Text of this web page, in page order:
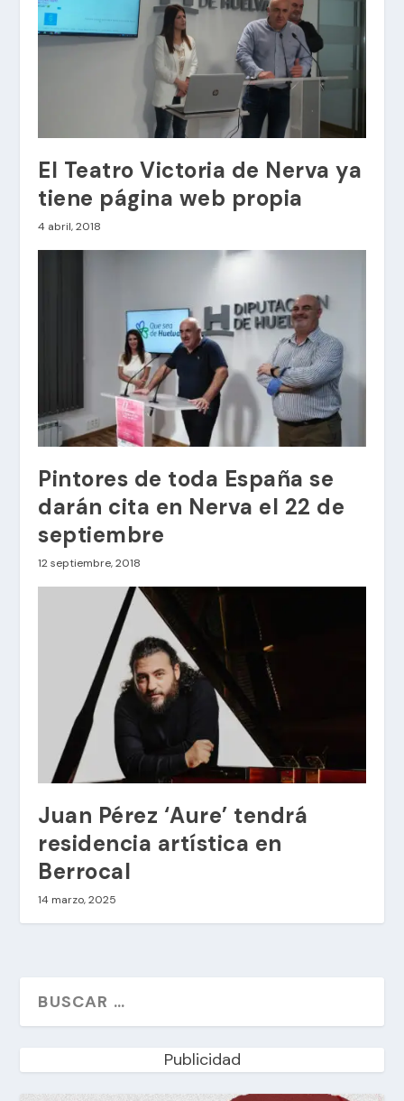
El Teatro Victoria de Nerva ya
tiene página web propia
4 abril, 2018
Pintores de toda España se
darán cita en Nerva el 22 de
septiembre
12 septiembre, 2018
Juan Pérez ‘Aure’ tendrá
residencia artística en
Berrocal
14 marzo, 2025
Publicidad